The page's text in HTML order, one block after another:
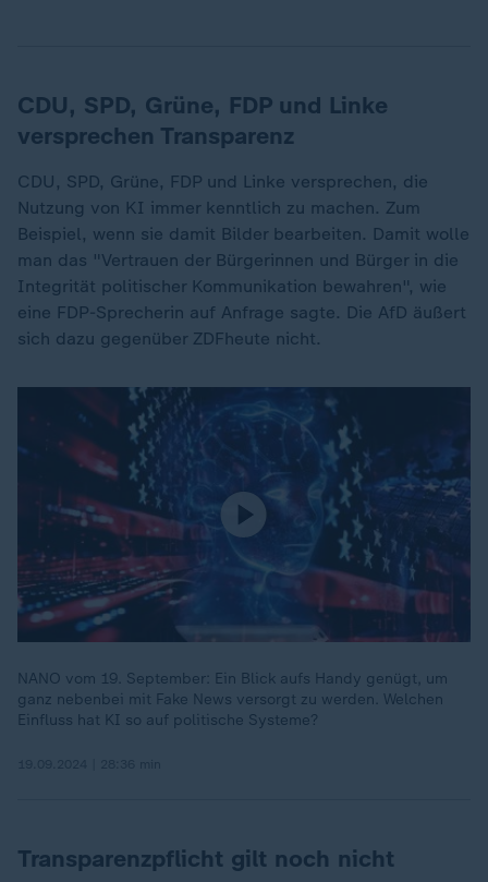
CDU, SPD, Grüne, FDP und Linke
versprechen Transparenz
CDU, SPD, Grüne, FDP und Linke versprechen, die
Nutzung von KI immer kenntlich zu machen. Zum
Beispiel, wenn sie damit Bilder bearbeiten. Damit wolle
man das "Vertrauen der Bürgerinnen und Bürger in die
Integrität politischer Kommunikation bewahren", wie
eine FDP-Sprecherin auf Anfrage sagte. Die AfD äußert
sich dazu gegenüber ZDFheute nicht.
NANO vom 19. September: Ein Blick aufs Handy genügt, um
ganz nebenbei mit Fake News versorgt zu werden. Welchen
Einfluss hat KI so auf politische Systeme?
Transparenzpflicht gilt noch nicht